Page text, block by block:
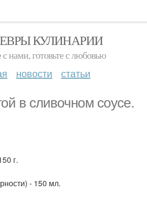
КУЛИНАРИИ
с нами, готовьте с любовью
новости статьи
в сливочном соусе.
г.
- 150 мл.